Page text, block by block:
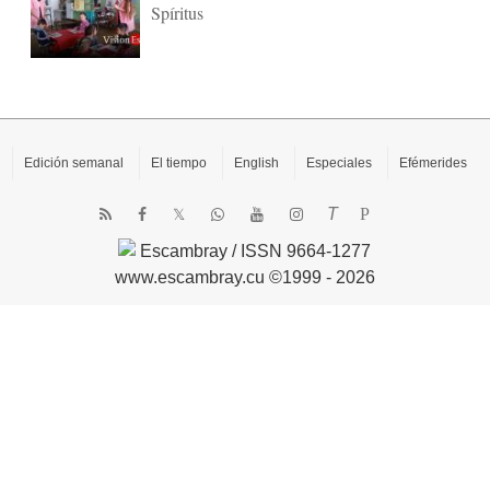
Spíritus
Edición semanal El tiempo English Especiales Efémerides
T P
Escambray / ISSN 9664-1277
www.escambray.cu ©1999 - 2026